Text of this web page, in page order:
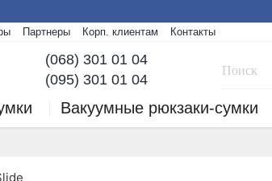
Партнеры Корп. клиентам Контакты
(068) 301 01 04
(095) 301 01 04
Вакуумные рюкзаки-сумки